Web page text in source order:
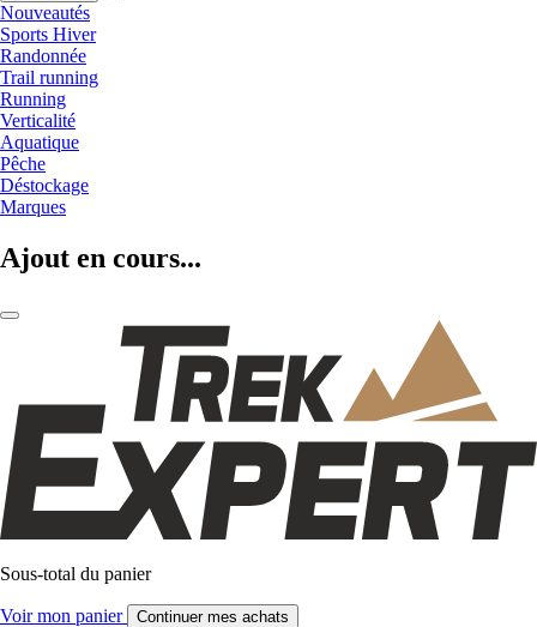
Nouveautés
Sports Hiver
Randonnée
Trail running
Running
Verticalité
Aquatique
Pêche
Déstockage
Marques
Ajout en cours...
Sous-total du panier
Voir mon panier Continuer mes achats